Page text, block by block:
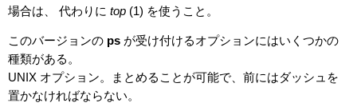
場合は、 代わりに top (1) を使うこと。
このバージョンの ps が受け付けるオプションにはいくつかの
種類がある。
UNIX オプション。まとめることが可能で、前にはダッシュを
置かなければならない。